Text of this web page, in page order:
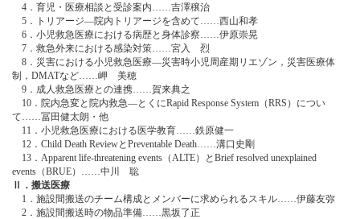
4．育児・医療相談と受診案内……吉澤穣治
5．トリアージ―院内トリアージを含めて……西山和孝
6．小児救急医療における病歴と身体診察……伊原崇晃
7．救急外来における感染対策……宮入 烈
8．災害における小児救急医療―災害時小児周産期リエゾン，災害医療体
制，DMATなど……岬 美穂
9．成人救急医療との連携……賀来典之
10．院内急変と院内救急―とくにRapid Response System（RRS）につい
て……冨田健太朗・他
11．小児救急医療における医学教育……鉄原健一
12．Child Death ReviewとPreventable Death……溝口史剛
13．Apparent life-threatening events（ALTE）とBrief resolved unexplained
events（BRUE）……中川 聡
Ⅱ．搬送医療
1．施設間搬送のチーム構成とメンバーに求められるスキル……伊藤友弥
2．施設間搬送時の物品準備……黒坂了正